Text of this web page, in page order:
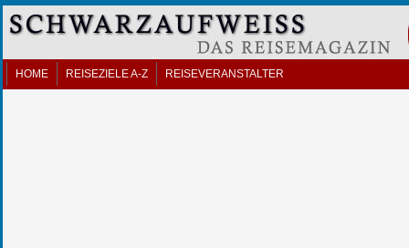
HOME REISEZIELE A-Z REISEVERANSTALTER